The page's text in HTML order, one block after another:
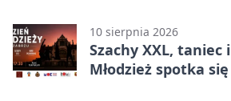
10 sierpnia 2026
Szachy XXL,
Młodzież spotka